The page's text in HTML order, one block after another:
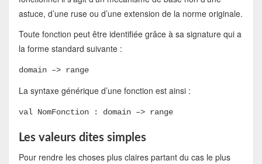
astuce, d’une ruse ou d’une extension de la norme originale.
Toute fonction peut être identifiée grâce à sa signature qui a
la forme standard suivante :
domain –> range
La syntaxe générique d’une fonction est ainsi :
val NomFonction : domain –> range
Les valeurs dites simples
Pour rendre les choses plus claires partant du cas le plus